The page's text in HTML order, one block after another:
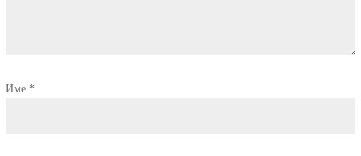
Име *